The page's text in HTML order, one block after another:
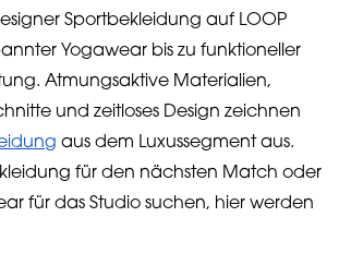
Sportbekleidung auf LOOP
Yogawear bis zu funktioneller
Atmungsaktive Materialien,
und zeitloses Design zeichnen
aus dem Luxussegment aus.
für den nächsten Match oder
für das Studio suchen, hier werden